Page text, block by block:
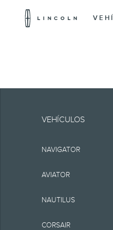
Ten
La
VEHÍCULOS
NAVIGATOR
AVIATOR
NAUTILUS
CORSAIR